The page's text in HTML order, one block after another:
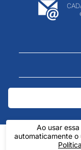
Ao usar
automaticamente o